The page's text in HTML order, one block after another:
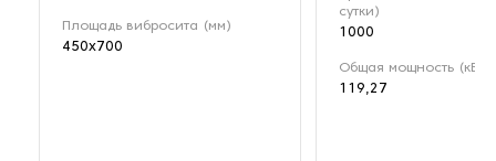
Площадь вибросита (мм)
450x700
сутки)
1000
Общая мощность (кВт)
119,27